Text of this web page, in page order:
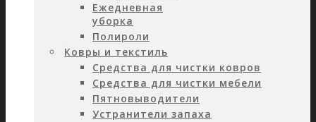
Ежедневная
уборка
Полироли
Ковры и текстиль
Средства для чистки ковров
Средства для чистки мебели
Пятновыводители
Устранители запаха